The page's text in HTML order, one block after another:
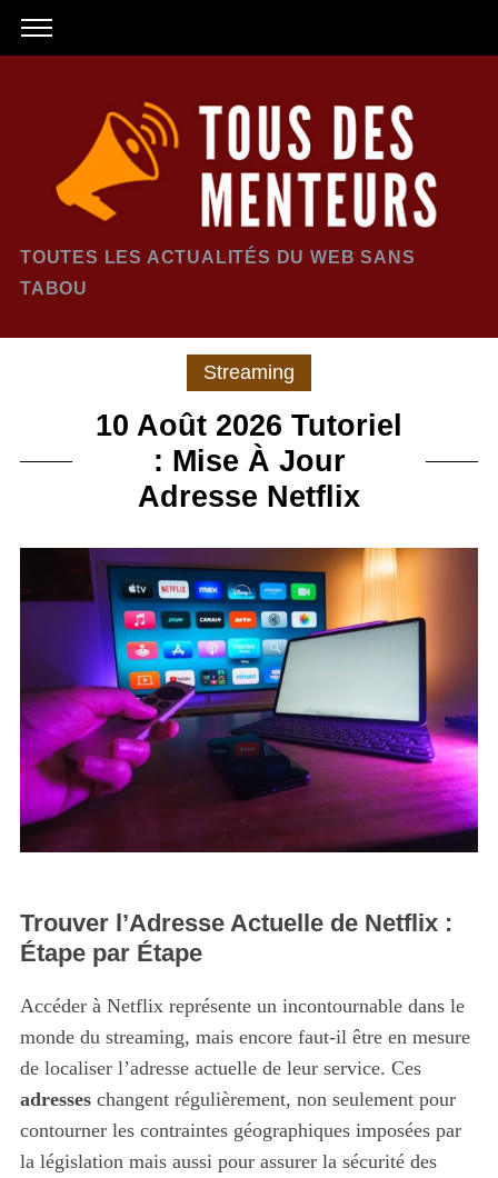
TOUTES LES ACTUALITÉS DU WEB SANS
TABOU
Streaming
10 Août 2026 Tutoriel
: Mise À Jour
Adresse Netflix
Trouver l’Adresse Actuelle de Netflix :
Étape par Étape
Accéder à Netflix représente un incontournable dans le
monde du streaming, mais encore faut-il être en mesure
de localiser l’adresse actuelle de leur service. Ces
adresseschangent régulièrement, non seulement pour
contourner les contraintes géographiques imposées par
la législation mais aussi pour assurer la sécurité des